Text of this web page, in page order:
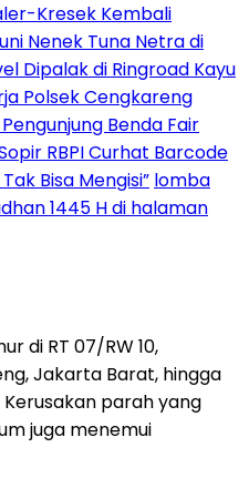
Kresek Kembali
Nenek Tuna Netra di
Dipalak di Ringroad Kayu
Polsek Cengkareng
Benda Fair
RBPI Curhat Barcode
Bisa Mengisi” lomba
1445 H di halaman